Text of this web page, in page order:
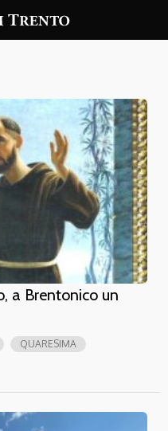
a Brentonico un
QUARESIMA